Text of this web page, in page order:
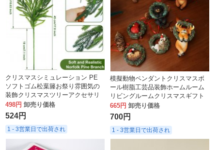
クリスマスシミュレーション PE
ソフトゴム松葉籐お祭り雰囲気の
装飾クリスマスツリーアクセサリ
ー人工挿し木
498円 卸売り価格
524円
1 - 3営業日で出荷され
模擬動物ペンダントクリスマスボ
ール樹脂工芸品装飾ホームルーム
リビングルームクリスマスギフト
装飾品
665円 卸売り価格
700円
1 - 3営業日で出荷され